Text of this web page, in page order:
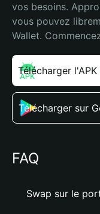
vos besoins.
vous pouvez
Wallet.
Télécharger
Télécharger sur
FAQ
Swap sur le